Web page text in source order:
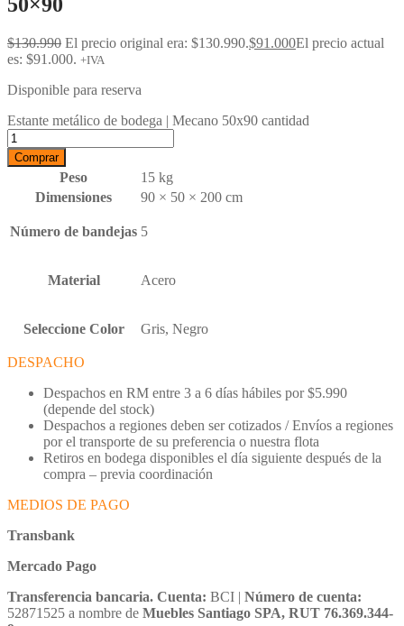
$130.990 El precio original era: $130.990.$91.000El precio actual
es: $91.000. +IVA
Disponible para reserva
Estante metálico de bodega | Mecano 50x90 cantidad
Comprar
Peso
15 kg
Dimensiones
90 × 50 × 200 cm
Número de bandejas 5
Material Acero
Seleccione Color Gris, Negro
DESPACHO
Despachos en RM entre 3 a 6 días hábiles por $5.990
(depende del stock)
Despachos a regiones deben ser cotizados / Envíos a regiones
por el transporte de su preferencia o nuestra flota
Retiros en bodega disponibles el día siguiente después de la
compra – previa coordinación
MEDIOS DE PAGO
Transbank
Mercado Pago
Transferencia bancaria. Cuenta: BCI | Número de cuenta:
52871525 a nombre de Muebles Santiago SPA, RUT 76.369.344-